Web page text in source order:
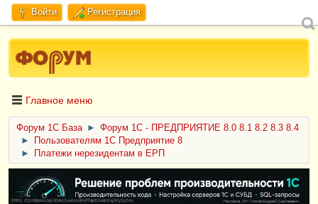
Войти Регистрация
Главное меню
Форум 1C База ►
Форум 1С - ПРЕДПРИЯТИЕ 8.0 8.1 8.2 8.3 8.4
►
Пользователям 1С Предприятие 8
►
Платежи нерезидентам в ЕРП
ERID: CQH36pWzJqVJD4xVLsnhcU4hVPNjkBZe8KKxjJiYySyZAz